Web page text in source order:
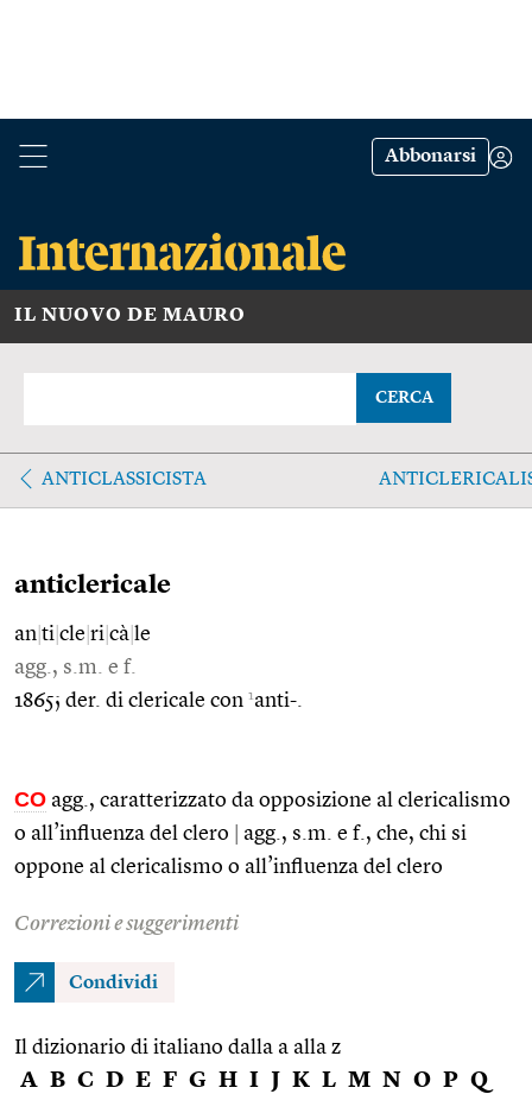
Abbonarsi
IL NUOVO DE MAURO
CERCA
ANTICLASSICISTA
anticlericale
an ti cle ri cà le
agg., s.m. e f.
1865; der. di clericale con 1anti-.
CO agg., caratterizzato da opposizione al clericalismo
o all’influenza del clero
agg., s.m. e f., che, chi si
oppone al clericalismo o all’influenza del clero
Correzioni e suggerimenti
Condividi
Il dizionario di italiano dalla a alla z
A B C D E F G H I J K L M N O P Q